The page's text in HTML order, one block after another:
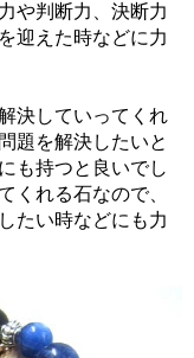
や判断力、決断力
迎えた時などに力
決していってくれ
題を解決したいと
も持つと良いでし
くれる石なので、
たい時などにも力